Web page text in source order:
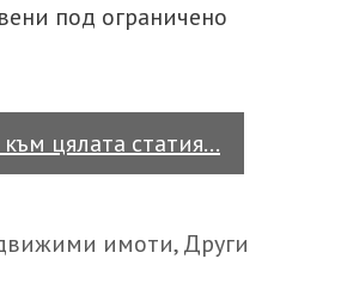
под ограничено
цялата статия…
се
имоти,Други